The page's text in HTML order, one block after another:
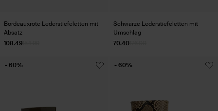
Bordeauxrote Lederstiefeletten mit
Absatz
108.49
Schwarze Lederstiefeletten mit
Umschlag
70.40
- 60% - 60%